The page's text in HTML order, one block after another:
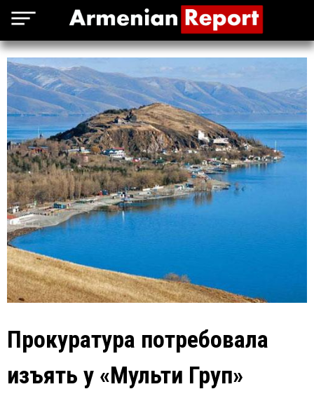
Прокуратура потребовала
изъять у «Мульти Груп»